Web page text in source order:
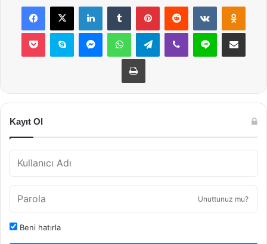
Facebook
X LinkedInTumblr PinterestReddit VKontakte
Pocket Skype MessengerWhatsAppTelegramViber Line E-Posta ile
Yazdır
Kayıt Ol
Unuttunuz mu?
Beni hatırla